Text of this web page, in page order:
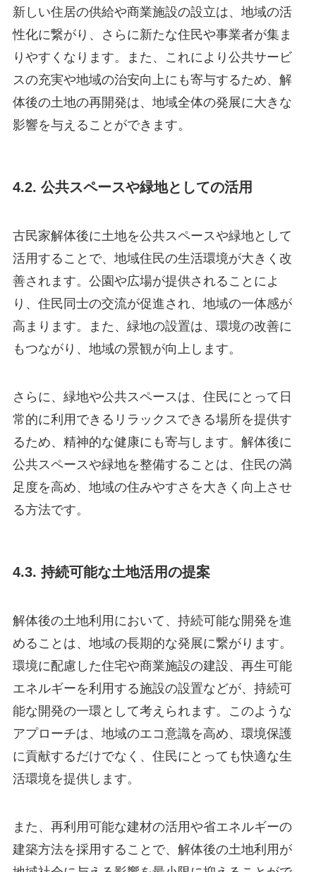
新しい住居の供給や商業施設の設立は、地域の活
性化に繋がり、さらに新たな住民や事業者が集ま
りやすくなります。また、これにより公共サービ
スの充実や地域の治安向上にも寄与するため、解
体後の土地の再開発は、地域全体の発展に大きな
影響を与えることができます。
4.2. 公共スペースや緑地としての活用
古民家解体後に土地を公共スペースや緑地として
活用することで、地域住民の生活環境が大きく改
善されます。公園や広場が提供されることによ
り、住民同士の交流が促進され、地域の一体感が
高まります。また、緑地の設置は、環境の改善に
もつながり、地域の景観が向上します。
さらに、緑地や公共スペースは、住民にとって日
常的に利用できるリラックスできる場所を提供す
るため、精神的な健康にも寄与します。解体後に
公共スペースや緑地を整備することは、住民の満
足度を高め、地域の住みやすさを大きく向上させ
る方法です。
4.3. 持続可能な土地活用の提案
解体後の土地利用において、持続可能な開発を進
めることは、地域の長期的な発展に繋がります。
環境に配慮した住宅や商業施設の建設、再生可能
エネルギーを利用する施設の設置などが、持続可
能な開発の一環として考えられます。このような
アプローチは、地域のエコ意識を高め、環境保護
に貢献するだけでなく、住民にとっても快適な生
活環境を提供します。
また、再利用可能な建材の活用や省エネルギーの
建築方法を採用することで、解体後の土地利用が